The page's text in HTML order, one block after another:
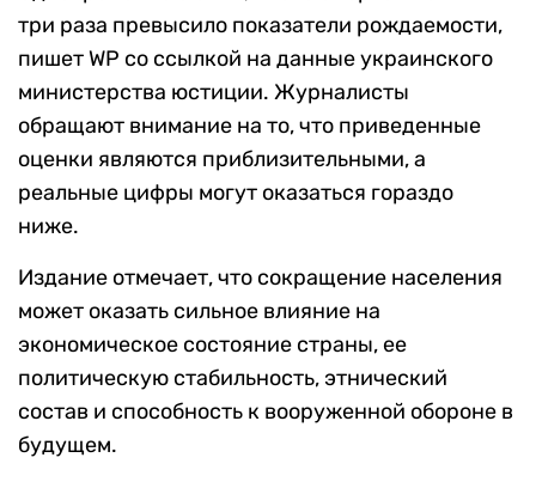
три раза превысило показатели рождаемости,
пишет WP со ссылкой на данные украинского
министерства юстиции. Журналисты
обращают внимание на то, что приведенные
оценки являются приблизительными, а
реальные цифры могут оказаться гораздо
ниже.
Издание отмечает, что сокращение населения
может оказать сильное влияние на
экономическое состояние страны, ее
политическую стабильность, этнический
состав и способность к вооруженной обороне в
будущем.